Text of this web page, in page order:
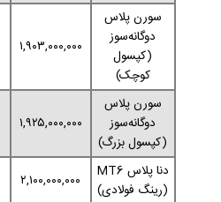
سورن پلاس
دوگانه‌سوز
(کپسول
کوچک)
۱,۹۰۳,۰۰۰,۰۰۰
سورن پلاس
دوگانه‌سوز
(کپسول بزرگ)
۱,۹۲۵,۰۰۰,۰۰۰
دنا پلاس MT6
(رینگ فولادی)
۲,۱۰۰,۰۰۰,۰۰۰